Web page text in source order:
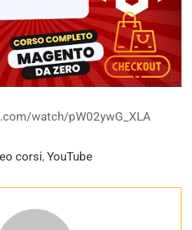
watch/pW02ywG_XLA
corsi, YouTube